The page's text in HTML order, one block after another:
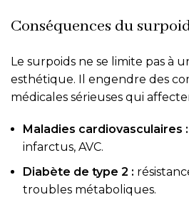
Conséquences du
Le surpoids ne se limite pas à
esthétique. Il engendre des
médicales sérieuses qui
Maladies cardiovasculaires :
infarctus, AVC.
Diabète de type 2 :
troubles métaboliques.